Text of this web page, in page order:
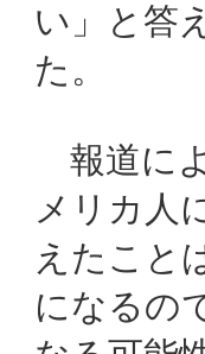
い」と答
た。
報道に
メリカ人
えたこと
になるの